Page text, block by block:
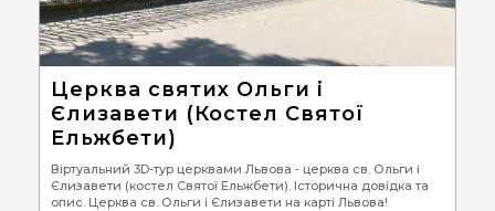
Церква святих Ольги і
Єлизавети (Костел Святої
Ельжбети)
Віртуальний 3D-тур церквами Львова - церква св. Ольги і
Єлизавети (костел Святої Ельжбети). Історична довідка та
опис. Церква св. Ольги і Єлизавети на карті Львова!